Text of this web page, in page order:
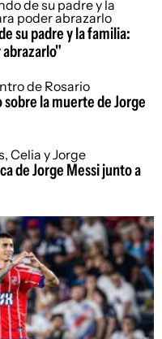
su padre y la familia:
la muerte de Jorge
de Jorge Messi junto a